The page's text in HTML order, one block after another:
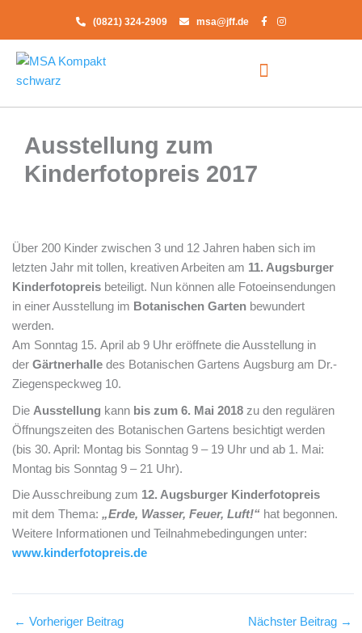
(0821) 324-2909 msa@jff.de
Ausstellung zum
Kinderfotopreis 2017
Über 200 Kinder zwischen 3 und 12 Jahren haben sich im
letzten Jahr mit tollen, kreativen Arbeiten am 11. Augsburger
Kinderfotopreis beteiligt. Nun können alle Fotoeinsendungen
in einer Ausstellung im Botanischen Garten bewundert
werden.
Am Sonntag 15. April ab 9 Uhr eröffnete die Ausstellung in
der Gärtnerhalle des Botanischen Gartens Augsburg am Dr.-
Ziegenspeckweg 10.
Die Ausstellung kann bis zum 6. Mai 2018 zu den regulären
Öffnungszeiten des Botanischen Gartens besichtigt werden
(bis 30. April: Montag bis Sonntag 9 – 19 Uhr und ab 1. Mai:
Montag bis Sonntag 9 – 21 Uhr).
Die Ausschreibung zum 12. Augsburger Kinderfotopreis
mit dem Thema: „Erde, Wasser, Feuer, Luft!“ hat begonnen.
Weitere Informationen und Teilnahmebedingungen unter:
www.kinderfotopreis.de
← Vorheriger Beitrag Nächster Beitrag →